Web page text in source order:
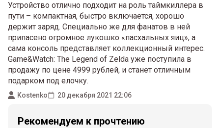
Устройство отлично подходит на роль таймкиллера в
пути – компактная, быстро включается, хорошо
держит заряд. Специально же для фанатов в ней
припасено огромное лукошко «пасхальных яиц», а
сама консоль представляет коллекционный интерес.
Game&Watch: The Legend of Zelda уже поступила в
продажу по цене 4999 рублей, и станет отличным
подарком под елочку.
Kostenko 20 декабря 2021 22:06
Рекомендуем к прочтению